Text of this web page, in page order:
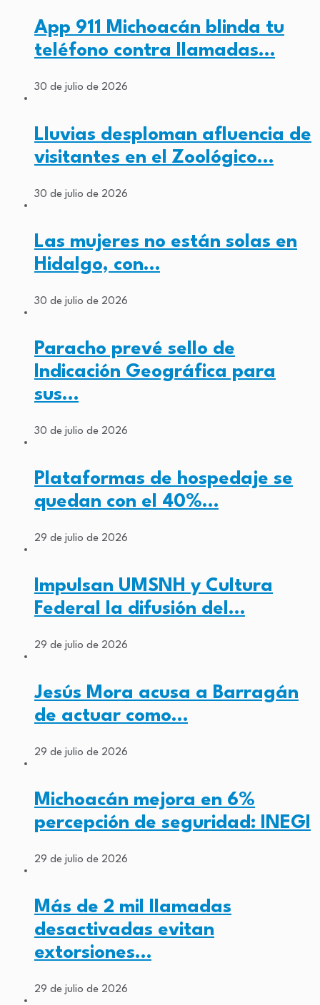
App 911 Michoacán blinda tu
teléfono contra llamadas…
30 de julio de 2026
Lluvias desploman afluencia de
visitantes en el Zoológico…
30 de julio de 2026
Las mujeres no están solas en
Hidalgo, con…
30 de julio de 2026
Paracho prevé sello de
Indicación Geográfica para
sus…
30 de julio de 2026
Plataformas de hospedaje se
quedan con el 40%…
29 de julio de 2026
Impulsan UMSNH y Cultura
Federal la difusión del…
29 de julio de 2026
Jesús Mora acusa a Barragán
de actuar como…
29 de julio de 2026
Michoacán mejora en 6%
percepción de seguridad: INEGI
29 de julio de 2026
Más de 2 mil llamadas
desactivadas evitan
extorsiones…
29 de julio de 2026